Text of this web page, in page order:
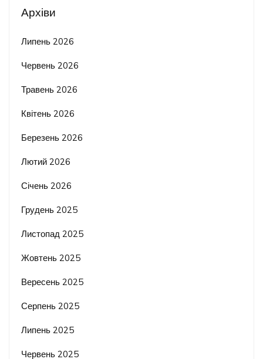
Архіви
Липень 2026
Червень 2026
Травень 2026
Квітень 2026
Березень 2026
Лютий 2026
Січень 2026
Грудень 2025
Листопад 2025
Жовтень 2025
Вересень 2025
Серпень 2025
Липень 2025
Червень 2025